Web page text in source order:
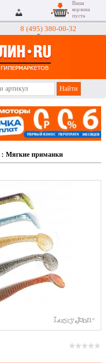
8 (495) 380-00-32
Гипермаркеты
Ваша
корзина
пуста
: Мягкие приманки